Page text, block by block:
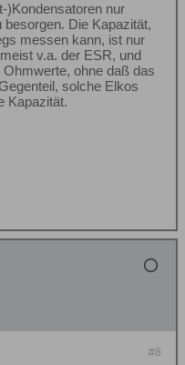
)Kondensatoren nur
Die Kapazität,
messen kann, ist nur
v.a. der ESR, und
ohne daß das
solche Elkos
Kapazität.
#8